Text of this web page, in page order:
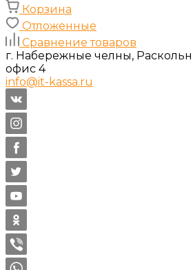
Корзина
Отложенные
Сравнение товаров
г. Набережные челны,
офис 4
info@it-kassa.ru